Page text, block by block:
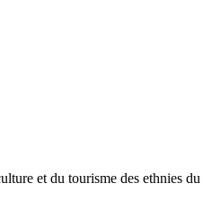
et du tourisme des ethnies